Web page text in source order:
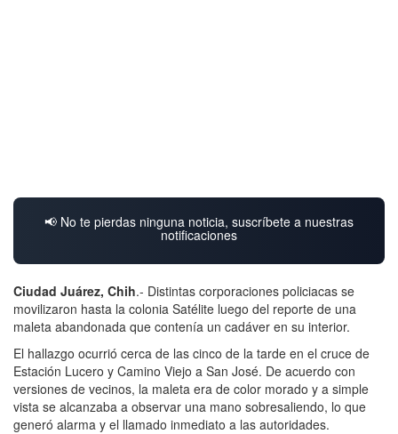
📢 No te pierdas ninguna noticia, suscríbete a nuestras
notificaciones
Ciudad Juárez, Chih.- Distintas corporaciones policiacas se
movilizaron hasta la colonia Satélite luego del reporte de una
maleta abandonada que contenía un cadáver en su interior.
El hallazgo ocurrió cerca de las cinco de la tarde en el cruce de
Estación Lucero y Camino Viejo a San José. De acuerdo con
versiones de vecinos, la maleta era de color morado y a simple
vista se alcanzaba a observar una mano sobresaliendo, lo que
generó alarma y el llamado inmediato a las autoridades.